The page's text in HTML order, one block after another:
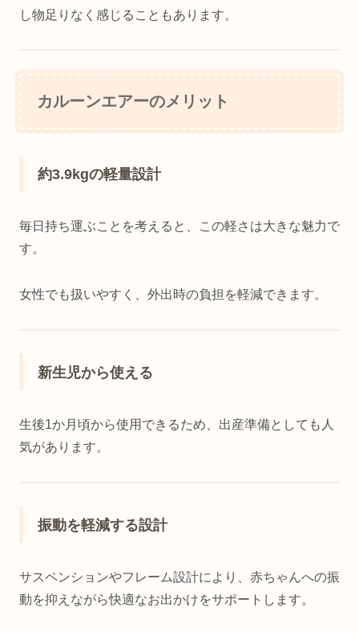
し物足りなく感じることもあります。
カルーンエアーのメリット
約3.9kgの軽量設計
毎日持ち運ぶことを考えると、この軽さは大きな魅力で
す。
女性でも扱いやすく、外出時の負担を軽減できます。
新生児から使える
生後1か月頃から使用できるため、出産準備としても人
気があります。
振動を軽減する設計
サスペンションやフレーム設計により、赤ちゃんへの振
動を抑えながら快適なお出かけをサポートします。